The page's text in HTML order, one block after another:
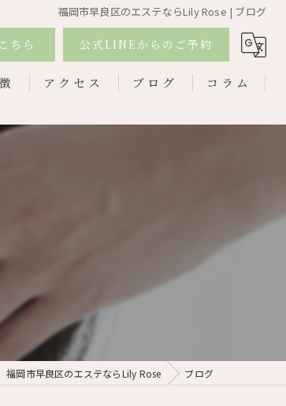
福岡市早良区のエステならLily Rose | ブログ
ちら 公式LINEからのご予約
アクセス ブログ コラム
福岡市早良区のエステならLily Rose ブログ